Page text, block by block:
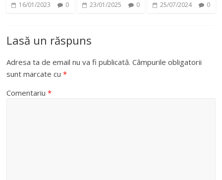
16/01/2023 0 23/01/2025 0 25/07/2024 0
Lasă un răspuns
Adresa ta de email nu va fi publicată. Câmpurile obligatorii
sunt marcate cu*
Comentariu*